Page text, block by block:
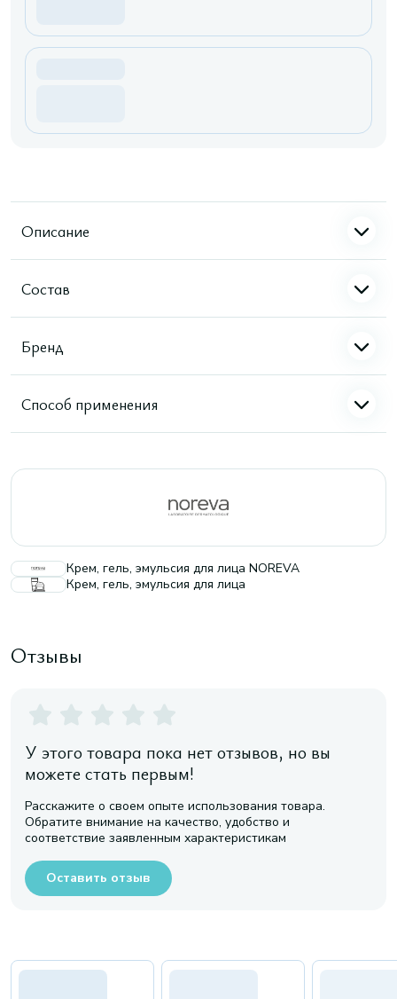
Описание
Состав
Бренд
Способ применения
Крем, гель, эмульсия для лица NOREVA
Крем, гель, эмульсия для лица
Отзывы
У этого товара пока нет отзывов, но вы
можете стать первым!
Расскажите о своем опыте использования товара.
Обратите внимание на качество, удобство и
соответствие заявленным характеристикам
Оставить отзыв